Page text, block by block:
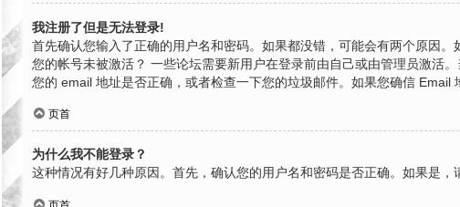
我注册了但是无法登录!
首先确认您输入了正确的用户名和密码。如果都没错，可能会有两个原因
您的帐号未被激活？ 一些论坛需要新用户在登录前由自己或由管理员激活
您的 email 地址是否正确，或者检查一下您的垃圾邮件。如果您确信 Email
页首
为什么我不能登录？
这种情况有好几种原因。首先，确认您的用户名和密码是否正确。如果是